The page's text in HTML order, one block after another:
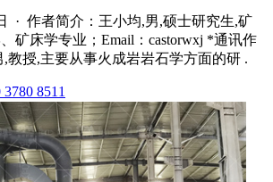
· 作者简介：王小均,男,硕士研究生,矿
矿床学专业；Email：castorwxj *通讯作
教授,主要从事火成岩岩石学方面的研 .
8511